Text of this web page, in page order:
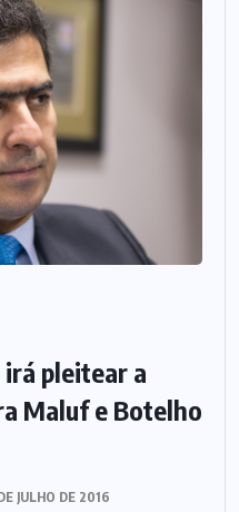
pleitear a
Maluf e Botelho
JULHO DE 2016